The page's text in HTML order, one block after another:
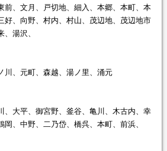
前、文月、戸切地、細入、本郷、本町、本
好、向野、村内、村山、茂辺地、茂辺地市
湯沢、
川、元町、森越、湯ノ里、涌元
、大平、御宮野、釜谷、亀川、木古内、幸
、中野、二乃岱、橋呉、本町、前浜、